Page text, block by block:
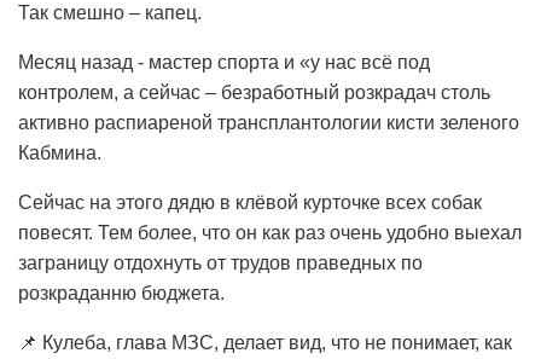
Так смешно – капец.
Месяц назад - мастер спорта и «у нас всё под
контролем, а сейчас – безработный розкрадач столь
активно распиареной трансплантологии кисти зеленого
Кабмина.
Сейчас на этого дядю в клёвой курточке всех собак
повесят. Тем более, что он как раз очень удобно выехал
заграницу отдохнуть от трудов праведных по
розкраданню бюджета.
📌 Кулеба, глава МЗС, делает вид, что не понимает, как